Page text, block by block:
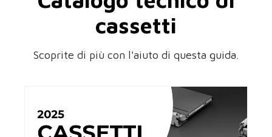
cassetti
Scoprite di più con l'aiuto di questa guida.